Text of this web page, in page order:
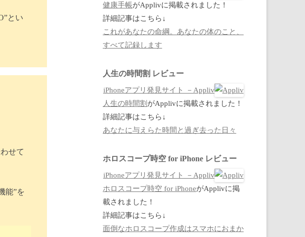
とい
せて
能”を
健康手帳がApplivに掲載されました！
詳細記事はこちら↓
これがあなたの命綱。あなたの体のこと、
すべて記録します
人生の時間割 レビュー
iPhoneアプリ発見サイト －Appliv
人生の時間割 がApplivに掲載されました！
詳細記事はこちら↓
あなたに与えらた時間と過ぎ去った日々
ホロスコープ時空 for iPhone レビュー
iPhoneアプリ発見サイト －Appliv
ホロスコープ時空 for iPhoneがApplivに掲
載されました！
詳細記事はこちら↓
面倒なホロスコープ作成はスマホにおまか